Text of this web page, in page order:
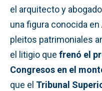
el arquitecto y
una figura conocida
pleitos patrimoniales
el litigio que frenó el
Congresos en el
que el Tribunal